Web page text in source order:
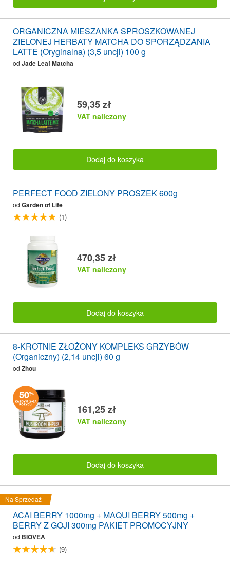
ORGANICZNA MIESZANKA SPROSZKOWANEJ
ZIELONEJ HERBATY MATCHA DO SPORZĄDZANIA
LATTE (Oryginalna) (3,5 uncji) 100 g
od Jade Leaf Matcha
59,35 zł
VAT naliczony
Dodaj do koszyka
PERFECT FOOD ZIELONY PROSZEK 600g
od Garden of Life
(1)
470,35 zł
VAT naliczony
Dodaj do koszyka
8-KROTNIE ZŁOŻONY KOMPLEKS GRZYBÓW
(Organiczny) (2,14 uncji) 60 g
od Zhou
161,25 zł
VAT naliczony
Dodaj do koszyka
Na Sprzedaż
ACAI BERRY 1000mg + MAQUI BERRY 500mg +
BERRY Z GOJI 300mg PAKIET PROMOCYJNY
od BIOVEA
(9)